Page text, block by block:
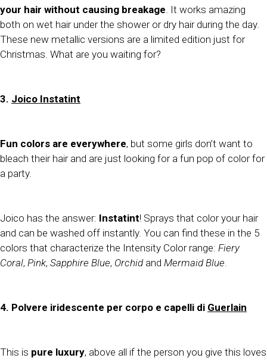
your hair without causing breakage . It works amazing
both on wet hair under the shower or dry hair during the day.
These new metallic versions are a limited edition just for
Christmas. What are you waiting for?
3. Joico Instatint
Fun colors are everywhere, but some girls don’t want to
bleach their hair and are just looking for a fun pop of color for
a party.
Joico has the answer: Instatint! Sprays that color your hair
and can be washed off instantly. You can find these in the 5
colors that characterize the Intensity Color range: Fiery
Coral, Pink, Sapphire Blue, Orchidand Mermaid Blue
4. Polvere iridescente per corpo e capelli di Guerlain
This is pure luxury, above all if the person you give this loves